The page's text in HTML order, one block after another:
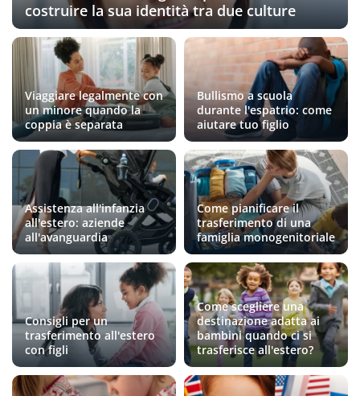
costruire la sua identità tra due culture
Viaggiare legalmente con
un minore quando la
coppia è separata
Bullismo a scuola
durante l'espatrio: come
aiutare tuo figlio
Assistenza all'infanzia
all'estero: aziende
all'avanguardia
Come pianificare il
trasferimento di una
famiglia monogenitoriale
Consigli per un
trasferimento all'estero
con figli
Come scegliere una
destinazione adatta ai
bambini quando ci si
trasferisce all'estero?